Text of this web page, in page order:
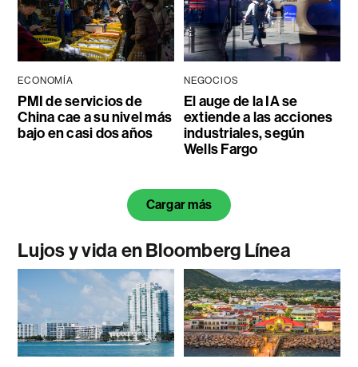
ECONOMÍA
PMI de servicios de
China cae a su nivel más
bajo en casi dos años
NEGOCIOS
El auge de la IA se
extiende a las acciones
industriales, según
Wells Fargo
Cargar más
Lujos y vida en Bloomberg Línea